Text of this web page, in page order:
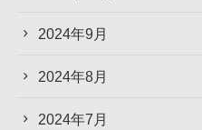
2024年9月
2024年8月
2024年7月